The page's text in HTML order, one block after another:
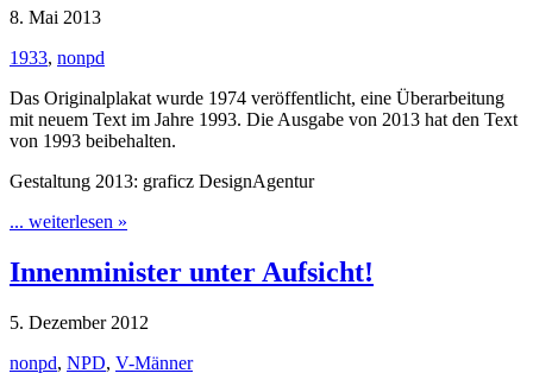
8. Mai 2013
1933, nonpd
Das Originalplakat wurde 1974 veröffentlicht, eine Überarbeitung
mit neuem Text im Jahre 1993. Die Ausgabe von 2013 hat den Text
von 1993 beibehalten.
Gestaltung 2013: graficz DesignAgentur
... weiterlesen »
Innenminister unter Aufsicht!
5. Dezember 2012
nonpd, NPD, V-Männer